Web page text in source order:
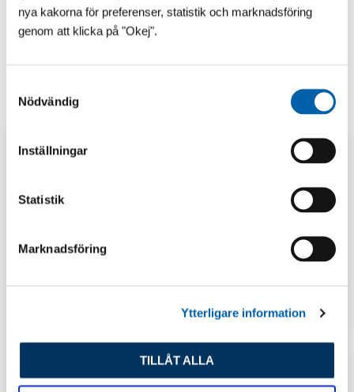
nya kakorna för preferenser, statistik och marknadsföring
genom att klicka på "Okej".
Nödvändig
Inställningar
Statistik
Marknadsföring
Ytterligare information
TILLÅT ALLA
LAGERSHOP